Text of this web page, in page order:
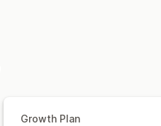
Growth Plan